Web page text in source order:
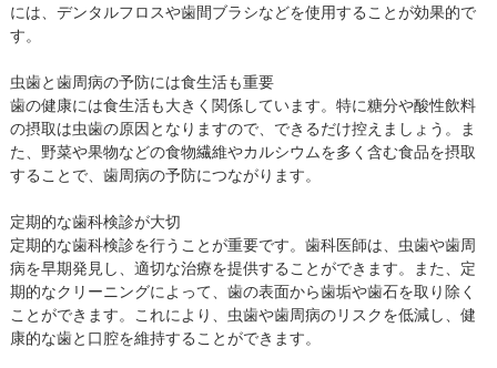
には、デンタルフロスや歯間ブラシなどを使用することが効果的で
す。
虫歯と歯周病の予防には食生活も重要
歯の健康には食生活も大きく関係しています。特に糖分や酸性飲料
の摂取は虫歯の原因となりますので、できるだけ控えましょう。ま
た、野菜や果物などの食物繊維やカルシウムを多く含む食品を摂取
することで、歯周病の予防につながります。
定期的な歯科検診が大切
定期的な歯科検診を行うことが重要です。歯科医師は、虫歯や歯周
病を早期発見し、適切な治療を提供することができます。また、定
期的なクリーニングによって、歯の表面から歯垢や歯石を取り除く
ことができます。これにより、虫歯や歯周病のリスクを低減し、健
康的な歯と口腔を維持することができます。